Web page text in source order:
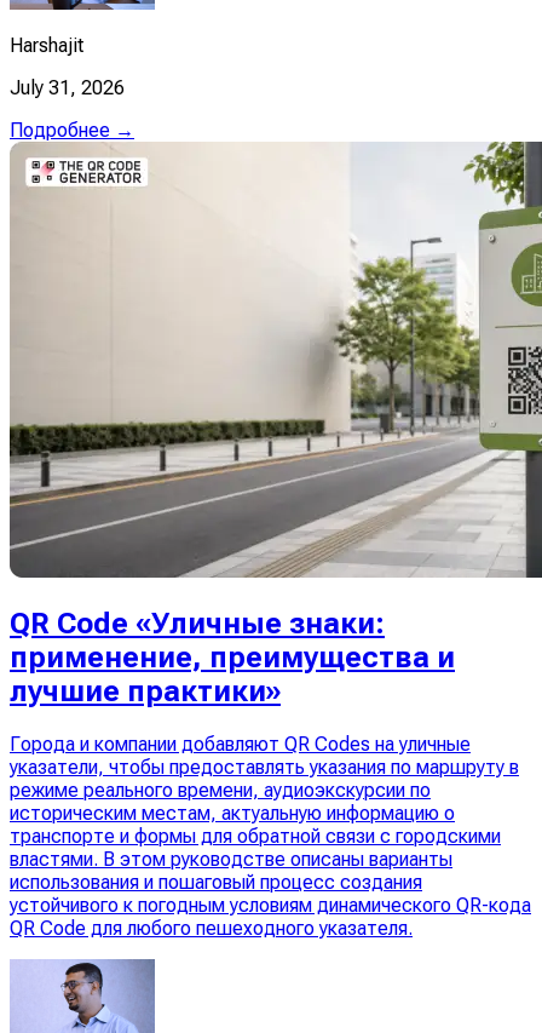
Harshajit
July 31, 2026
Подробнее →
QR Code «Уличные знаки:
применение, преимущества и
лучшие практики»
Города и компании добавляют QR Codes на уличные
указатели, чтобы предоставлять указания по маршруту в
режиме реального времени, аудиоэкскурсии по
историческим местам, актуальную информацию о
транспорте и формы для обратной связи с городскими
властями. В этом руководстве описаны варианты
использования и пошаговый процесс создания
устойчивого к погодным условиям динамического QR-кода
QR Code для любого пешеходного указателя.